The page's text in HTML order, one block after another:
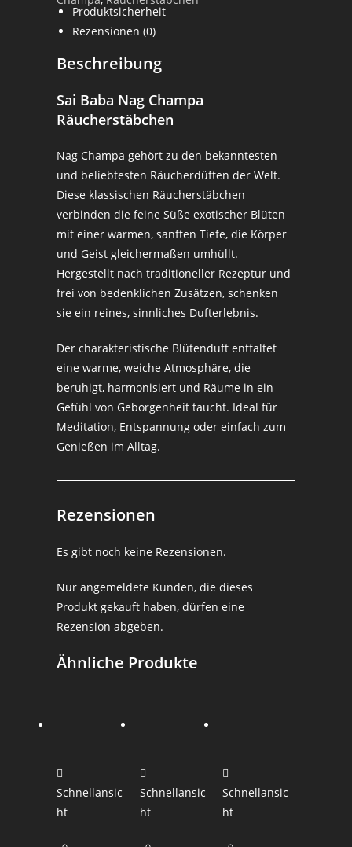
Produktsicherheit
Rezensionen (0)
Beschreibung
Sai Baba Nag Champa
Räucherstäbchen
Nag Champa gehört zu den bekanntesten
und beliebtesten Räucherdüften der Welt.
Diese klassischen Räucherstäbchen
verbinden die feine Süße exotischer Blüten
mit einer warmen, sanften Tiefe, die Körper
und Geist gleichermaßen umhüllt.
Hergestellt nach traditioneller Rezeptur und
frei von bedenklichen Zusätzen, schenken
sie ein reines, sinnliches Dufterlebnis.
Der charakteristische Blütenduft entfaltet
eine warme, weiche Atmosphäre, die
beruhigt, harmonisiert und Räume in ein
Gefühl von Geborgenheit taucht. Ideal für
Meditation, Entspannung oder einfach zum
Genießen im Alltag.
Rezensionen
Es gibt noch keine Rezensionen.
Nur angemeldete Kunden, die dieses
Produkt gekauft haben, dürfen eine
Rezension abgeben.
Ähnliche Produkte
Schnellansic
ht
Schnellansic
ht
Schnellansic
ht